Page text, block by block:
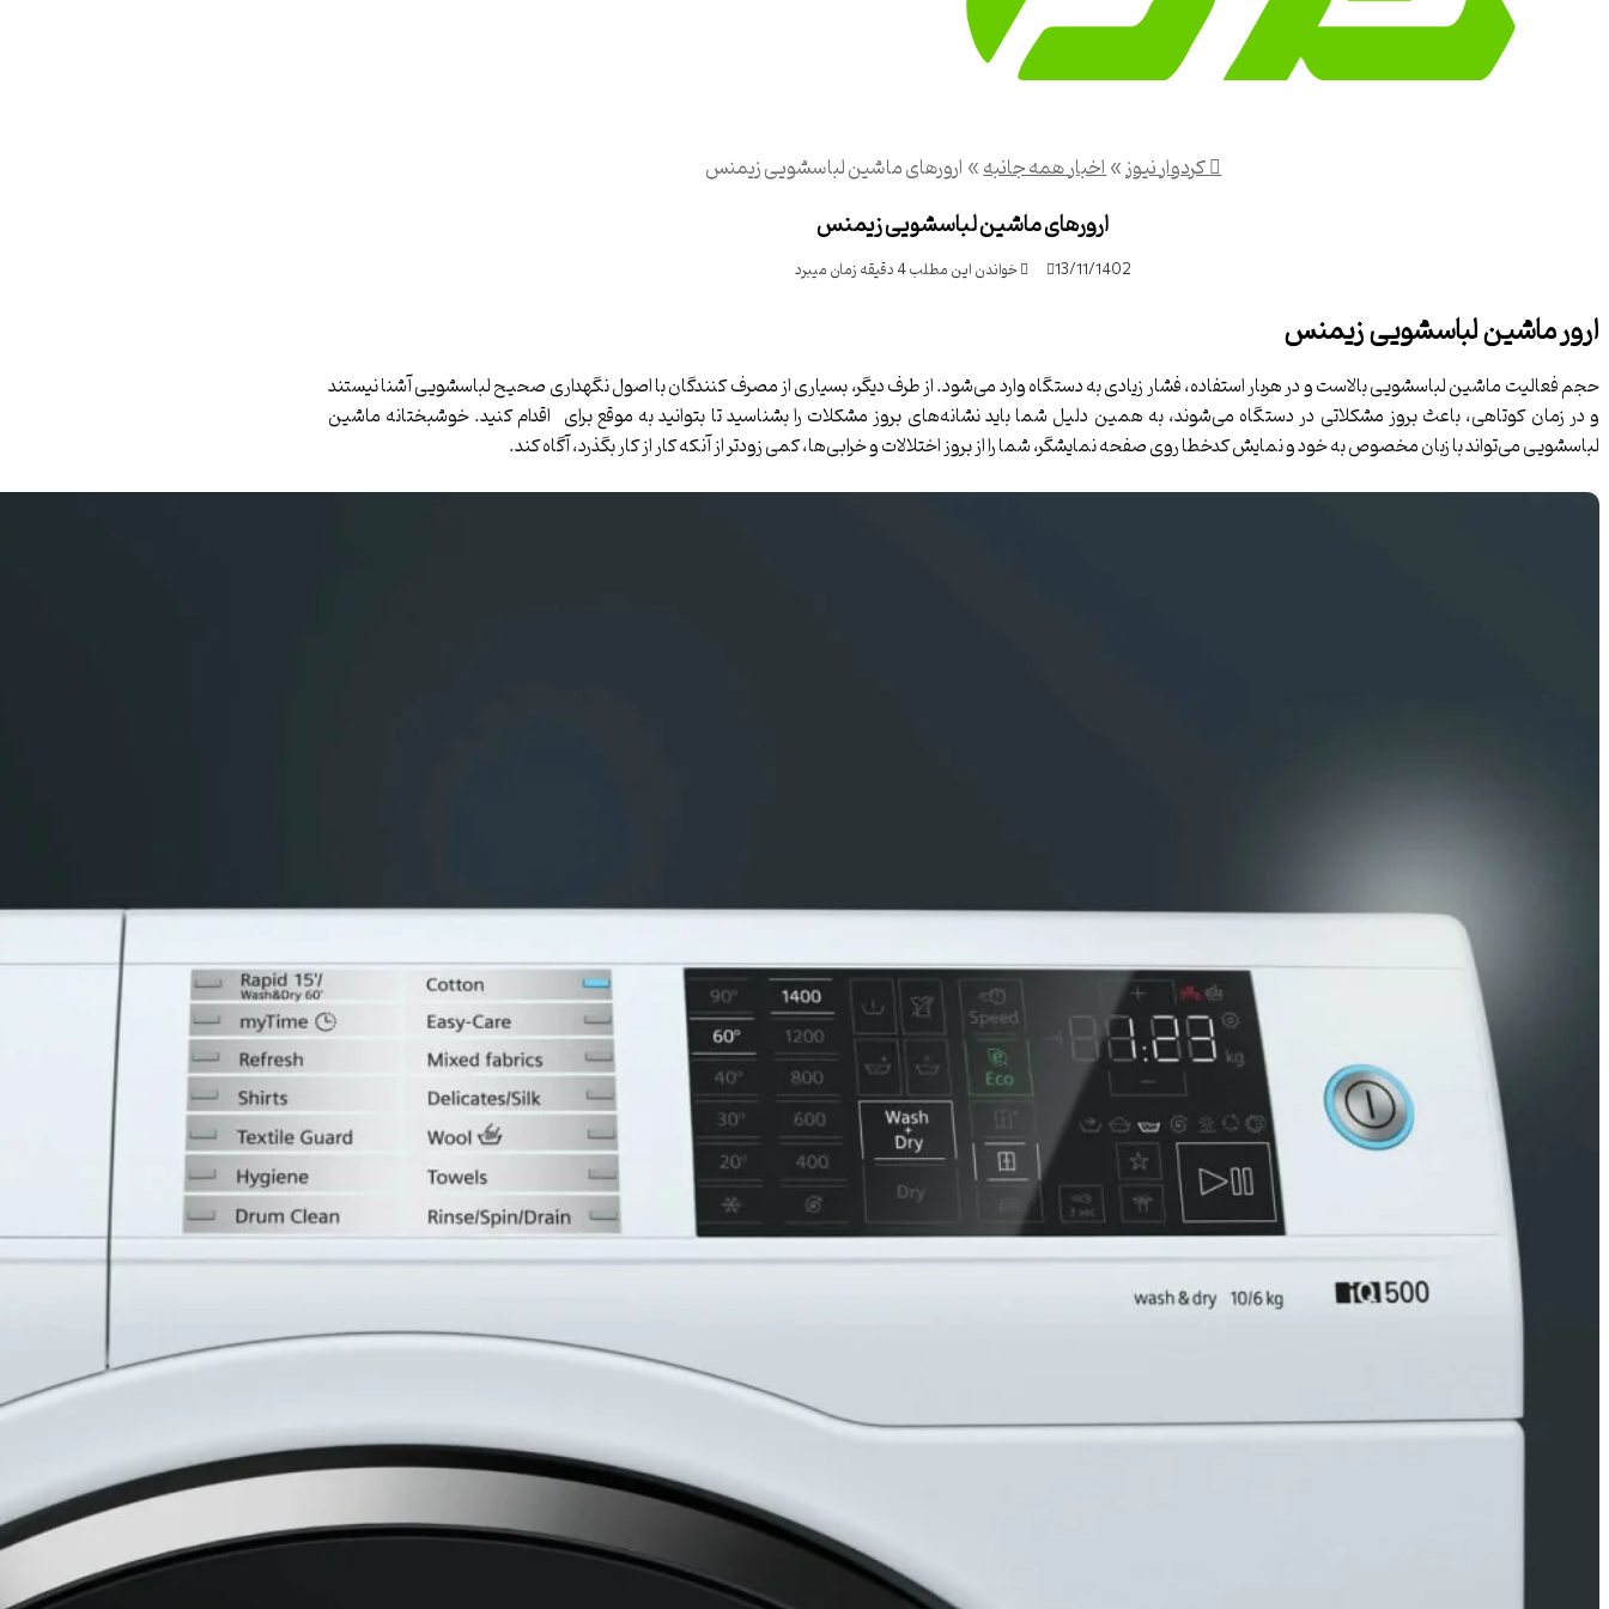
کردوار نیوز»اخبار همه جانبه»ارورهای ماشین لباسشویی زیمنس
ارورهای ماشین لباسشویی زیمنس
13/11/1402 خواندن این مطلب 4 دقیقه زمان میبرد
ارور ماشین لباسشویی زیمنس
حجم فعالیت ماشین لباسشویی بالاست و در هربار استفاده، فشار زیادی به دستگاه وارد می‌شود. از طرف دیگر، بسیاری از مصرف کنندگان با اصول نگهداری صحیح لباسشویی آشنا نیستند
و در زمان کوتاهی، باعث بروز مشکلاتی در دستگاه می‌شوند، به همین دلیل شما باید نشانه‌های بروز مشکلات را بشناسید تا بتوانید به موقع برای اقدام کنید. خوشبختانه ماشین
لباسشویی می‌تواند با زبان مخصوص به خود و نمایش کدخطا روی صفحه نمایشگر، شما را از بروز اختلالات و خرابی‌ها، کمی زودتر از آنکه کار از کار بگذرد، آگاه کند.